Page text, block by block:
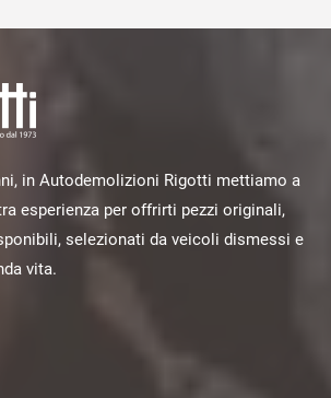
in Autodemolizioni Rigotti mettiamo a
esperienza per offrirti pezzi originali,
selezionati da veicoli dismessi e
vita.